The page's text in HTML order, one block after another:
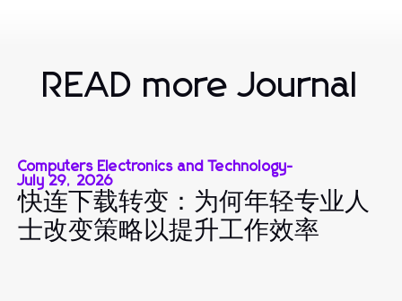
READ more Journal
Computers Electronics and Technology-
July 29, 2026
快连下载转变：为何年轻专业人
士改变策略以提升工作效率